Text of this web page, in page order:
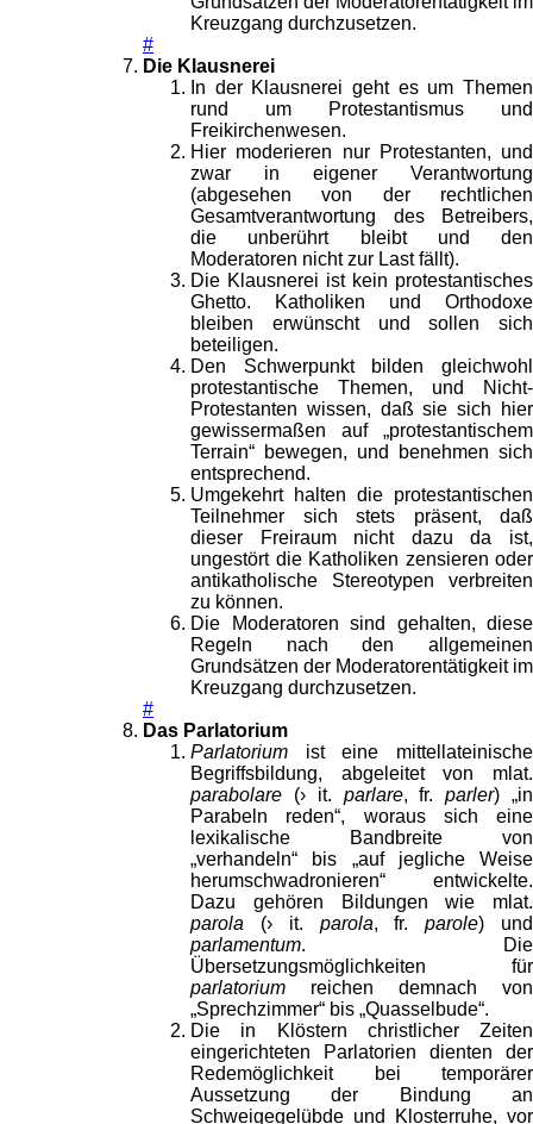
Kreuzgang durchzusetzen.
#
Die Klausnerei
In der Klausnerei geht es um Themen
rund um Protestantismus und
Freikirchenwesen.
Hier moderieren nur Protestanten, und
zwar in eigener Verantwortung
(abgesehen von der rechtlichen
Gesamtverantwortung des Betreibers,
die unberührt bleibt und den
Moderatoren nicht zur Last fällt).
Die Klausnerei ist kein protestantisches
Ghetto. Katholiken und Orthodoxe
bleiben erwünscht und sollen sich
beteiligen.
Den Schwerpunkt bilden gleichwohl
protestantische Themen, und Nicht-
Protestanten wissen, daß sie sich hier
gewissermaßen auf „protestantischem
Terrain“ bewegen, und benehmen sich
entsprechend.
Umgekehrt halten die protestantischen
Teilnehmer sich stets präsent, daß
dieser Freiraum nicht dazu da ist,
ungestört die Katholiken zensieren oder
antikatholische Stereotypen verbreiten
zu können.
Die Moderatoren sind gehalten, diese
Regeln nach den allgemeinen
Grundsätzen der Moderatorentätigkeit im
Kreuzgang durchzusetzen.
#
Das Parlatorium
Parlatorium ist eine mittellateinische
Begriffsbildung, abgeleitet von mlat.
parabolare (› it. parlare, fr.parler) „in
Parabeln reden“, woraus sich eine
lexikalische Bandbreite von
„verhandeln“ bis „auf jegliche Weise
herumschwadronieren“ entwickelte.
Dazu gehören Bildungen wie mlat.
parola (› it. parola, fr.parole) und
parlamentum. Die
Übersetzungsmöglichkeiten für
parlatorium reichen demnach von
„Sprechzimmer“ bis „Quasselbude“.
Die in Klöstern christlicher Zeiten
eingerichteten Parlatorien dienten der
Redemöglichkeit bei temporärer
Aussetzung der Bindung an
Schweigegelübde und Klosterruhe, vor